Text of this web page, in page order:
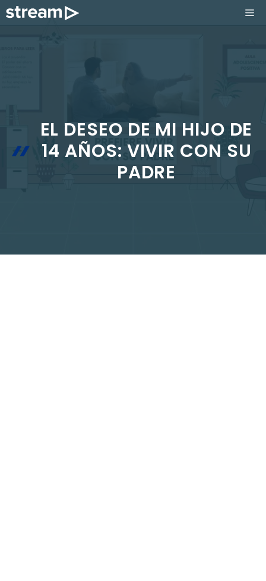
Saltar
EL DESEO DE MI HIJO DE
14 AÑOS: VIVIR CON SU
PADRE